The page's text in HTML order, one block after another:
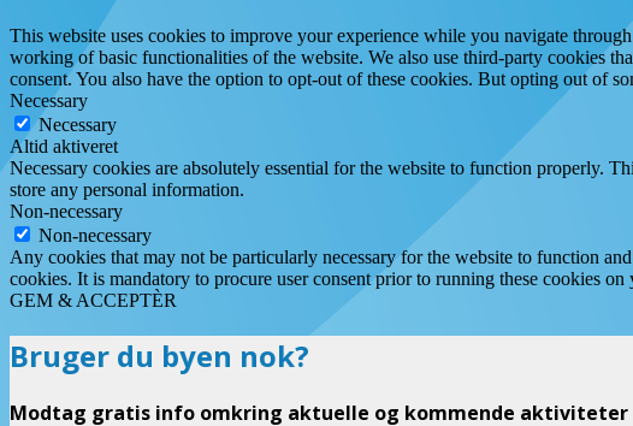
This website uses cookies to improve your experience while you navigate
working of basic functionalities of the website. We also use third-party cookies
consent. You also have the option to opt-out of these cookies. But opting out of
Necessary
Necessary
Altid aktiveret
Necessary cookies are absolutely essential for the website to function properly.
store any personal information.
Non-necessary
Non-necessary
Any cookies that may not be particularly necessary for the website to function
cookies. It is mandatory to procure user consent prior to running these cookies on
GEM & ACCEPTÈR
Bruger du byen nok?
Modtag gratis info omkring aktuelle og kommende aktiviteter